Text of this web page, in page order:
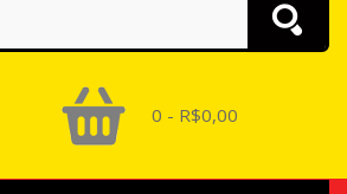
0 - R$0,00